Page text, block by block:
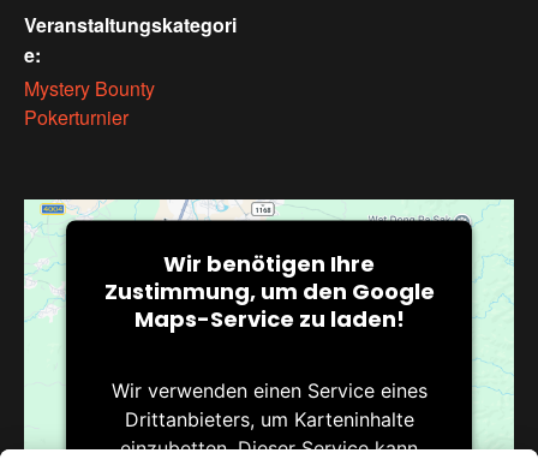
Veranstaltungskategori
e:
Mystery Bounty
Pokerturnier
Wir benötigen Ihre
Zustimmung, um den Google
Maps-Service zu laden!
Wir verwenden einen Service eines
Drittanbieters, um Karteninhalte
einzubetten. Dieser Service kann